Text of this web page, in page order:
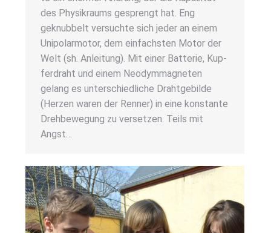
des Phy­sik­raums gesprengt hat. Eng
geknub­belt ver­such­te sich jeder an einem
Uni­po­lar­mo­tor, dem ein­fachs­ten Motor der
Welt (sh. Anlei­tung). Mit einer Bat­te­rie, Kup­
fer­draht und einem Neo­dym­ma­gne­ten
gelang es unter­schied­li­che Draht­ge­bil­de
(Her­zen waren der Ren­ner) in eine kon­stan­te
Dreh­be­we­gung zu ver­set­zen. Teils mit
Angst…